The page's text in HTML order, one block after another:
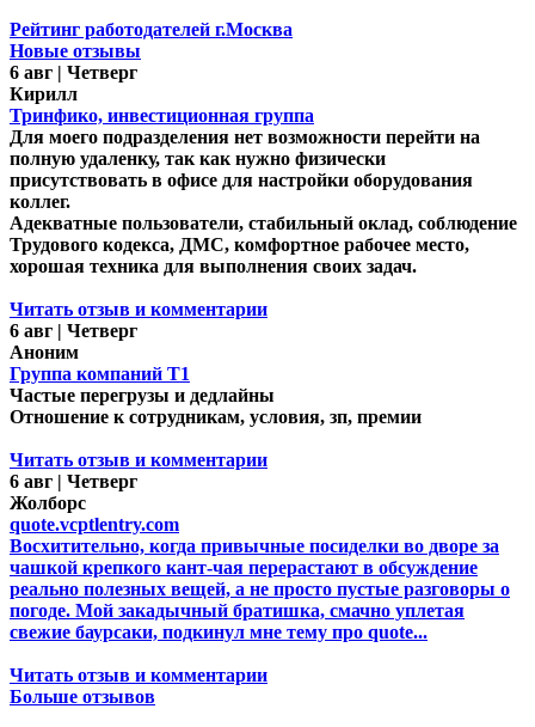
Рейтинг работодателей г.Москва
Новые отзывы
6 авг | Четверг
Кирилл
Тринфико, инвестиционная группа
Для моего подразделения нет возможности перейти на
полную удаленку, так как нужно физически
присутствовать в офисе для настройки оборудования
коллег.
Адекватные пользователи, стабильный оклад, соблюдение
Трудового кодекса, ДМС, комфортное рабочее место,
хорошая техника для выполнения своих задач.
Читать отзыв и комментарии
6 авг | Четверг
Аноним
Группа компаний Т1
Частые перегрузы и дедлайны
Отношение к сотрудникам, условия, зп, премии
Читать отзыв и комментарии
6 авг | Четверг
Жолборс
quote.vcptlentry.com
Восхитительно, когда привычные посиделки во дворе за
чашкой крепкого кант-чая перерастают в обсуждение
реально полезных вещей, а не просто пустые разговоры о
погоде. Мой закадычный братишка, смачно уплетая
свежие баурсаки, подкинул мне тему про quote...
Читать отзыв и комментарии
Больше отзывов